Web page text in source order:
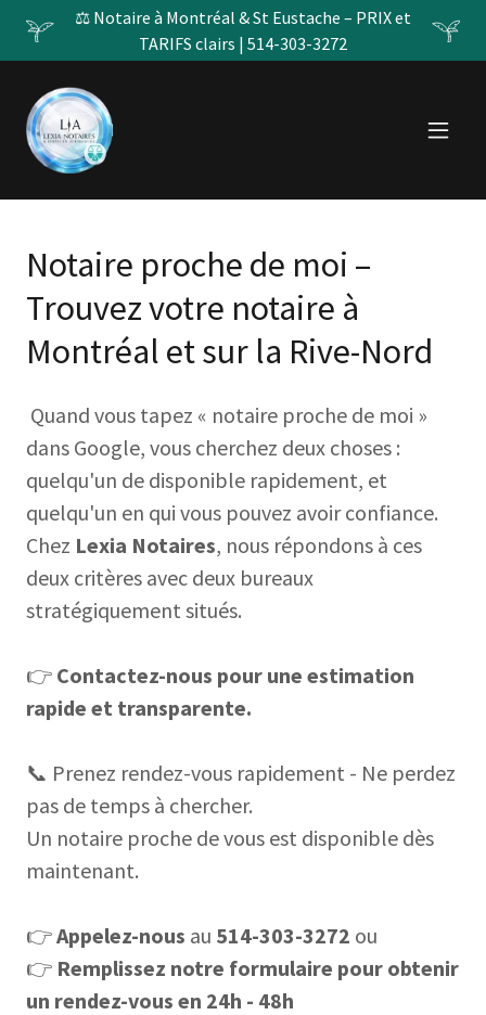
⚖️ Notaire à Montréal & St Eustache – PRIX et
TARIFS clairs | 514-303-3272
Notaire proche de moi –
Trouvez votre notaire à
Montréal et sur la Rive-Nord
Quand vous tapez « notaire proche de moi »
dans Google, vous cherchez deux choses :
quelqu'un de disponible rapidement, et
quelqu'un en qui vous pouvez avoir confiance.
Chez Lexia Notaires, nous répondons à ces
deux critères avec deux bureaux
stratégiquement situés.
👉 Contactez-nous pour une estimation
rapide et transparente.
📞 Prenez rendez-vous rapidement - Ne perdez
pas de temps à chercher.
Un notaire proche de vous est disponible dès
maintenant.
👉Appelez-nous au 514-303-3272 ou
👉 Remplissez notre formulaire pour obtenir
un rendez-vous en 24h - 48h